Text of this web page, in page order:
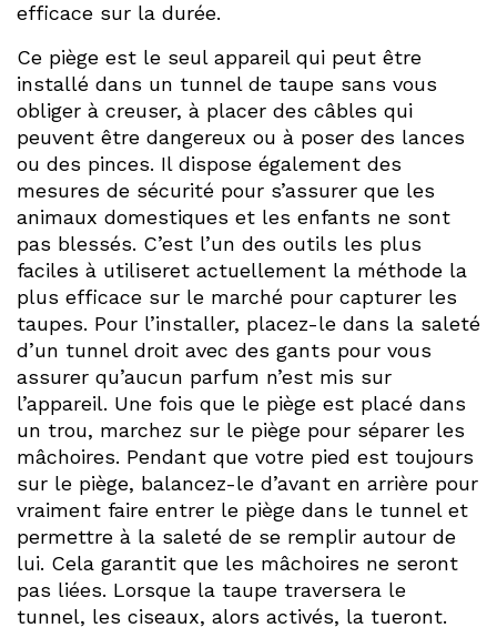
efficace sur la durée.
Ce piège est le seul appareil qui peut être
installé dans un tunnel de taupe sans vous
obliger à creuser, à placer des câbles qui
peuvent être dangereux ou à poser des lances
ou des pinces. Il dispose également des
mesures de sécurité pour s’assurer que les
animaux domestiques et les enfants ne sont
pas blessés. C’est l’un des outils les plus
faciles à utiliseret actuellement la méthode la
plus efficace sur le marché pour capturer les
taupes. Pour l’installer, placez-le dans la saleté
d’un tunnel droit avec des gants pour vous
assurer qu’aucun parfum n’est mis sur
l’appareil. Une fois que le piège est placé dans
un trou, marchez sur le piège pour séparer les
mâchoires. Pendant que votre pied est toujours
sur le piège, balancez-le d’avant en arrière pour
vraiment faire entrer le piège dans le tunnel et
permettre à la saleté de se remplir autour de
lui. Cela garantit que les mâchoires ne seront
pas liées. Lorsque la taupe traversera le
tunnel, les ciseaux, alors activés, la tueront.